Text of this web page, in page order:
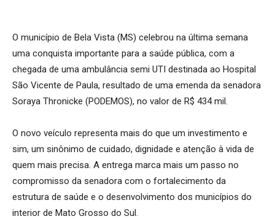
O município de Bela Vista (MS) celebrou na última semana
uma conquista importante para a saúde pública, com a
chegada de uma ambulância semi UTI destinada ao Hospital
São Vicente de Paula, resultado de uma emenda da senadora
Soraya Thronicke (PODEMOS), no valor de R$ 434 mil.
O novo veículo representa mais do que um investimento e
sim, um sinônimo de cuidado, dignidade e atenção à vida de
quem mais precisa. A entrega marca mais um passo no
compromisso da senadora com o fortalecimento da
estrutura de saúde e o desenvolvimento dos municípios do
interior de Mato Grosso do Sul.